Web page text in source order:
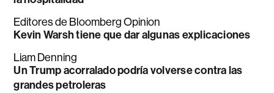
Editores de Bloomberg Opinion
Kevin Warsh tiene que dar algunas explicaciones
Liam Denning
Un Trump acorralado podría volverse contra las
grandes petroleras